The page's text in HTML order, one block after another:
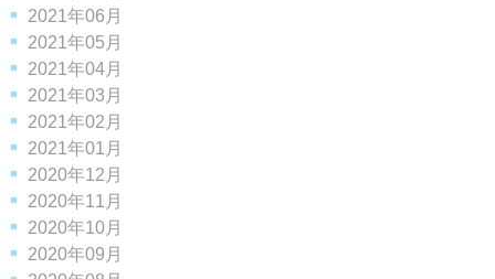
2021年06月
2021年05月
2021年04月
2021年03月
2021年02月
2021年01月
2020年12月
2020年11月
2020年10月
2020年09月